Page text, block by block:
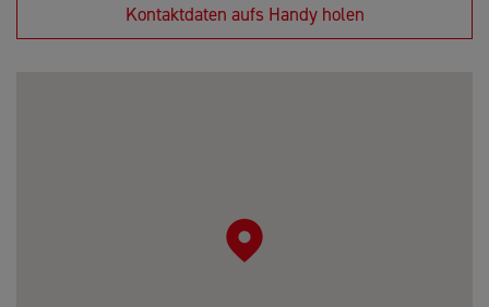
Kontaktdaten aufs Handy holen